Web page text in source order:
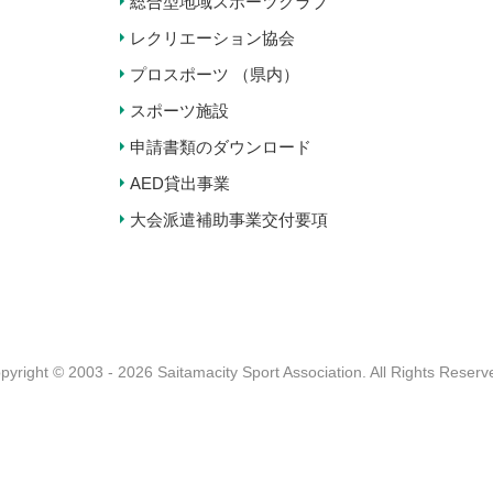
レクリエーション協会
プロスポーツ （県内）
スポーツ施設
申請書類のダウンロード
AED貸出事業
大会派遣補助事業交付要項
© 2003 - 2026 Saitamacity Sport Association. All Rights